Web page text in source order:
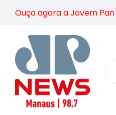
Ouça agora a Jovem Pan